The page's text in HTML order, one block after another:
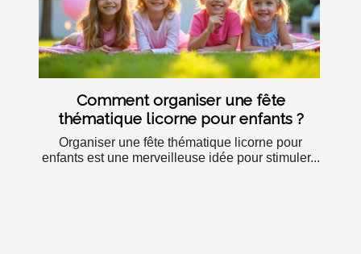
Comment organiser une fête
thématique licorne pour enfants ?
Organiser une fête thématique licorne pour
enfants est une merveilleuse idée pour stimuler...